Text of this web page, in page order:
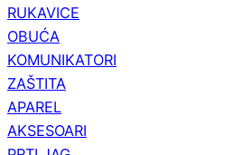
RUKAVICE
OBUĆA
KOMUNIKATORI
ZAŠTITA
APAREL
AKSESOARI